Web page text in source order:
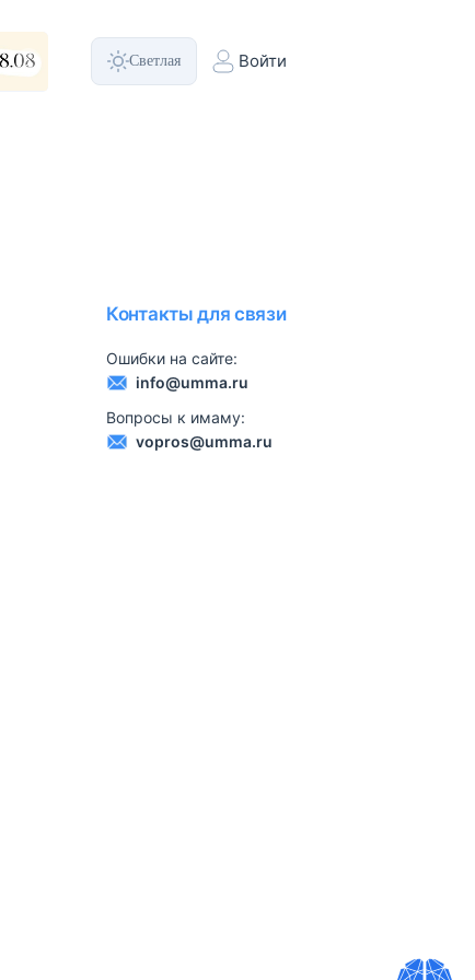
Светлая Войти
Контакты для связи
Ошибки на сайте:
info@umma.ru
Вопросы к имаму:
vopros@umma.ru